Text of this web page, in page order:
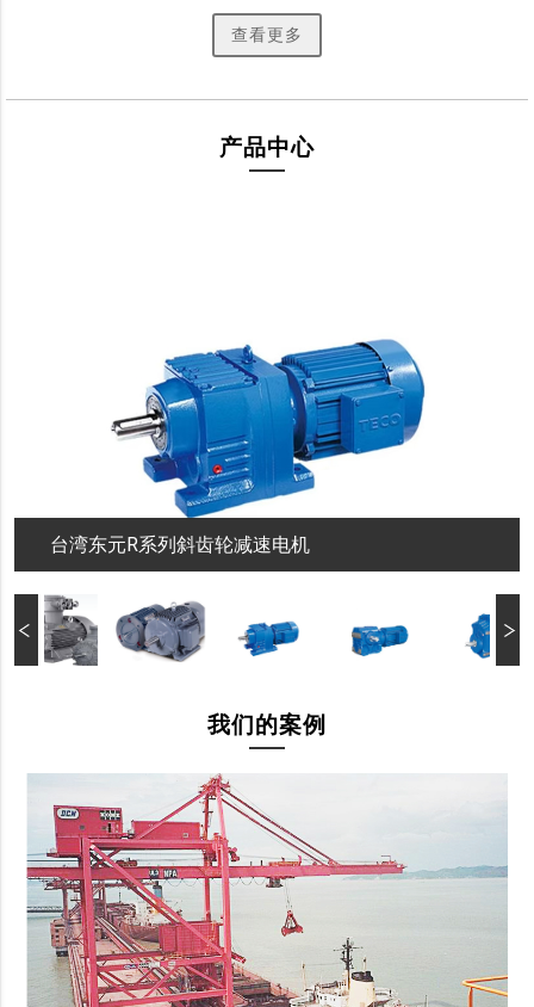
查看更多
产品中心
台湾东元R系列斜齿轮减速电机
我们的案例